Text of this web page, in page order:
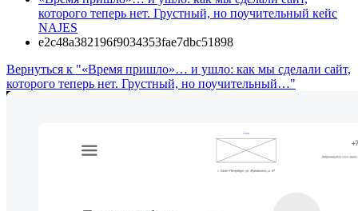
которого теперь нет. Грустный, но поучительный кейс
NAJES
e2c48a382196f9034353fae7dbc51898
Вернуться к "«‎Время пришло»… и ушло: как мы сделали сайт,
которого теперь нет. Грустный, но поучительный…"